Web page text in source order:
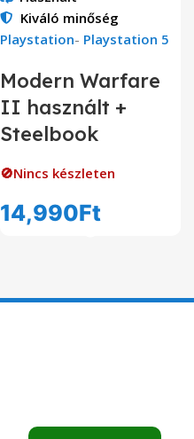
Kiváló minőség
Playstation- Playstation 5
Modern Warfare
II használt +
Steelbook
🚫Nincs készleten
14,990Ft